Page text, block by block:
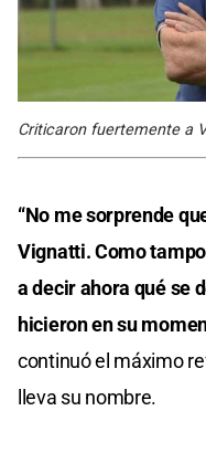
Criticaron fuertemente a
“No me sorprende
Vignatti. Como
a decir ahora qué se
hicieron en su
continuó el máximo
lleva su nombre.